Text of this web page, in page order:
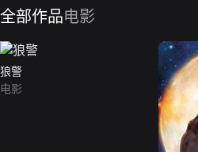
全部作品电影
狼警
电影